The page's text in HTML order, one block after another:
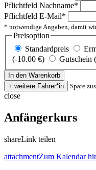
Pflichtfeld Nachname*
Pflichtfeld E-Mail*
* notwendige Angaben, damit
Preisoption
Standardpreis
(-10.00 €)
Gutschein
Spare
close
Anfängerkurs
shareLink teilen
attachmentZum Kalendar